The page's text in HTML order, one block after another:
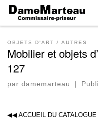
Skip to content
OBJETS D'ART AUTRES
Mobilier et objets
127
par damemarteau |
◀◀ ACCUEIL DU CATALOGUE